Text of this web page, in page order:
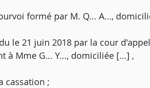
formé par M. Q... A...,
le 21 juin 2018 par la cour
à Mme G... Y..., domiciliée [...] ,
cassation ;